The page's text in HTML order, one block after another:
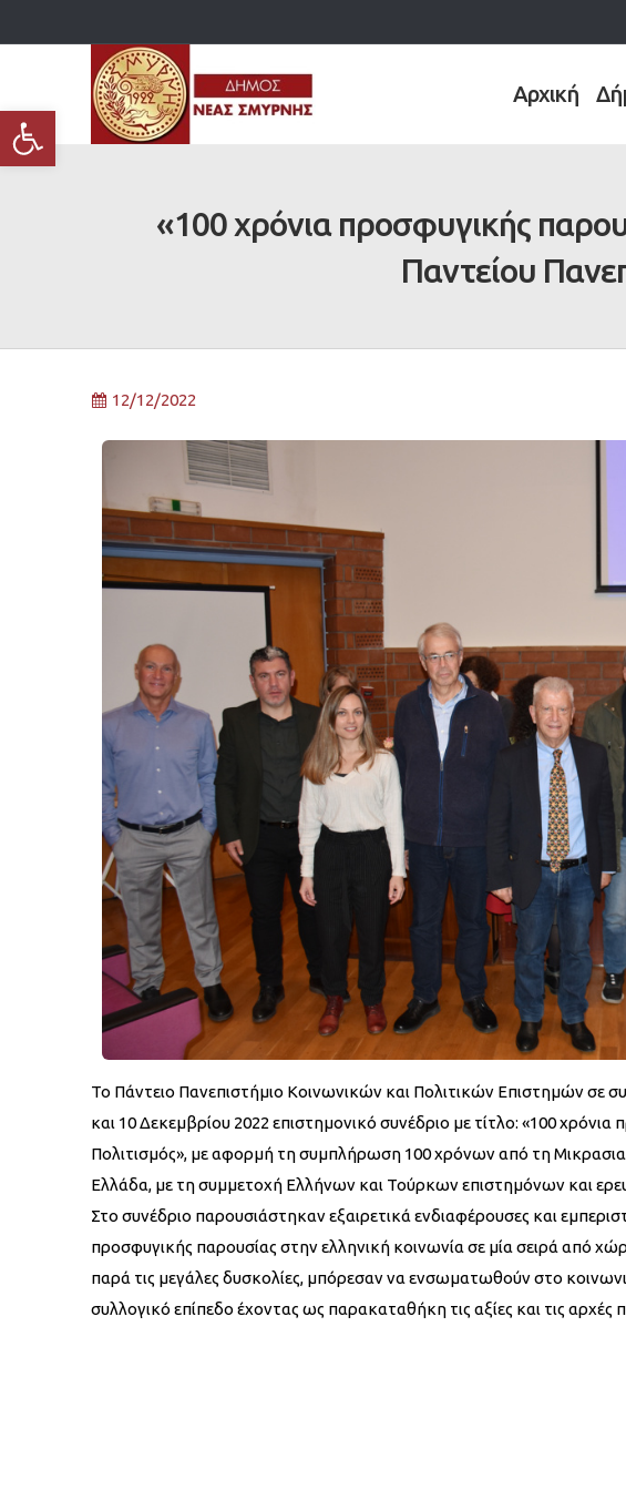
Ανοίξτε τη γραμμή εργαλείων
Αρχική
«100 χρόνια προσφυγικής
Παντείου
12/12/2022
Το Πάντειο Πανεπιστήμιο Κοινωνικών και Πολιτικών Επιστημών σε
και 10 Δεκεμβρίου 2022 επιστημονικό συνέδριο με τίτλο: «100
Πολιτισμός», με αφορμή τη συμπλήρωση 100 χρόνων από τη
Ελλάδα, με τη συμμετοχή Ελλήνων και Τούρκων επιστημόνων και
Στο συνέδριο παρουσιάστηκαν εξαιρετικά ενδιαφέρουσες και
προσφυγικής παρουσίας στην ελληνική κοινωνία σε μία σειρά από
παρά τις μεγάλες δυσκολίες, μπόρεσαν να ενσωματωθούν στο
συλλογικό επίπεδο έχοντας ως παρακαταθήκη τις αξίες και τις αρχές